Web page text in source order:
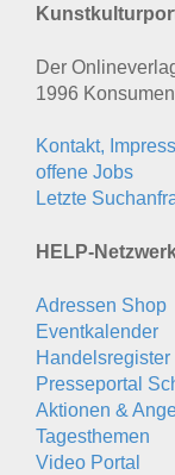
Der
1996
Kontakt,
offene Jobs
Letzte
HELP-
Adressen Shop
Eventkalender
Presseportal
Aktionen &
Tagesthemen
Video Portal